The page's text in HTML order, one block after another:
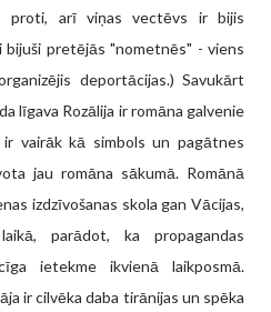
proti, arī viņas vectēvs ir bijis
pretējās "nometnēs" - viens
deportācijas.) Savukārt
līgava Rozālija ir romāna galvenie
ir vairāk kā simbols un pagātnes
jau romāna sākumā. Romānā
izdzīvošanas skola gan Vācijas,
parādot, ka propagandas
ietekme ikvienā laikposmā.
ir cilvēka daba tirānijas un spēka